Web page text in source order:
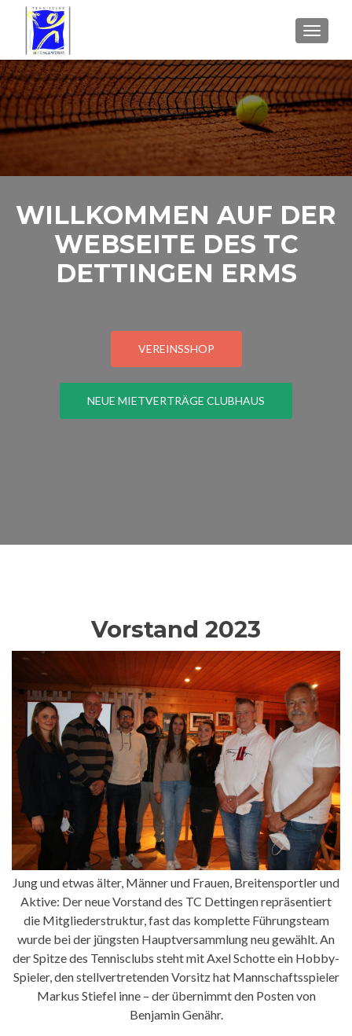
WILLKOMMEN AUF DER
WEBSEITE DES TC
DETTINGEN ERMS
VEREINSSHOP
NEUE MIETVERTRÄGE CLUBHAUS
Vorstand 2023
Jung und etwas älter, Männer und Frauen, Breitensportler und
Aktive: Der neue Vorstand des TC Dettingen repräsentiert
die Mitgliederstruktur, fast das komplette Führungsteam
wurde bei der jüngsten Hauptversammlung neu gewählt. An
der Spitze des Tennisclubs steht mit Axel Schotte ein Hobby-
Spieler, den stellvertretenden Vorsitz hat Mannschaftsspieler
Markus Stiefel inne – der übernimmt den Posten von
Benjamin Genähr.